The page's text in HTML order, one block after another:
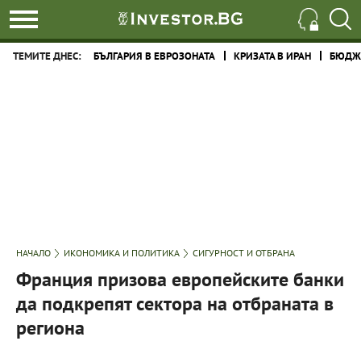
ТЕМИТЕ ДНЕС: БЪЛГАРИЯ В ЕВРОЗОНАТА КРИЗАТА В ИРАН
НАЧАЛО ИКОНОМИКА И ПОЛИТИКА СИГУРНОСТ И ОТБРАНА
Франция призова европейските банки
да подкрепят сектора на отбраната в
региона